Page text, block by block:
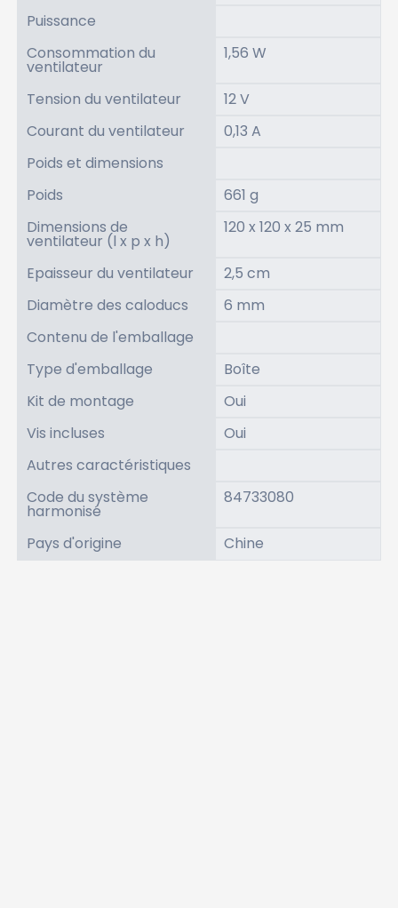
Puissance
Consommation du
ventilateur
1,56 W
Tension du ventilateur
12 V
Courant du ventilateur
0,13 A
Poids et dimensions
Poids
661 g
Dimensions de
ventilateur (l x p x h)
120 x 120 x 25 mm
Epaisseur du ventilateur
2,5 cm
Diamètre des caloducs
6 mm
Contenu de l'emballage
Type d'emballage
Boîte
Kit de montage
Oui
Vis incluses
Oui
Autres caractéristiques
Code du système
harmonisé
84733080
Pays d'origine Chine